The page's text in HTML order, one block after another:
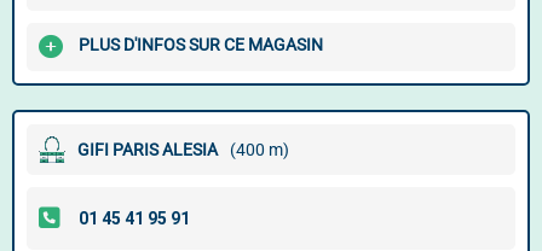
PLUS D'INFOS SUR CE MAGASIN
GIFI PARIS ALESIA (400 m)